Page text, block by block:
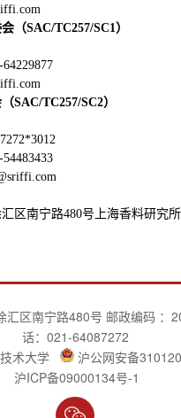
（SAC/TC257/SC1 ）
SAC/TC257/SC2）
区南宁路480号上海香料研究
汇区南宁路480号 邮政编码 ：
话：021-64087272
术大学
沪公网安备
沪ICP备09000134号-1